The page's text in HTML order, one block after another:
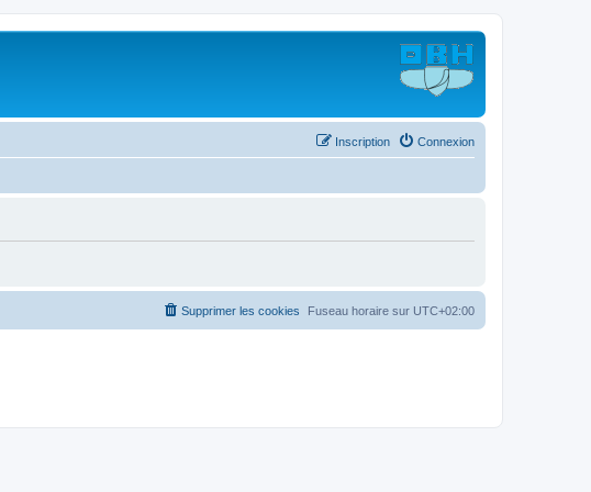
Connexion
Inscription
Fuseau horaire sur UTC+02:00
Supprimer les cookies